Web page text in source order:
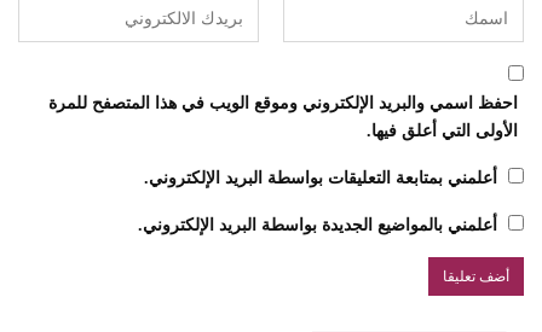
احفظ اسمي والبريد الإلكتروني وموقع الويب في هذا المتصفح للمرة
الأولى التي أعلق فيها.
أعلمني بمتابعة التعليقات بواسطة البريد الإلكتروني.
أعلمني بالمواضيع الجديدة بواسطة البريد الإلكتروني.